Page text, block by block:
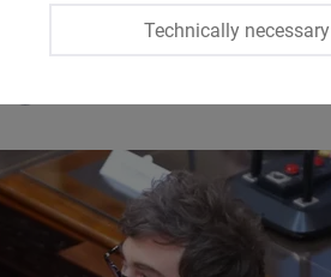
Brazil, Paraguay and Uruguay
Technically necessary